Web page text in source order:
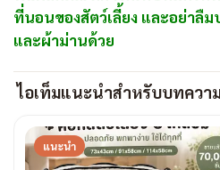
ที่นอนของสัตว์เลี้ยง และอย่าลืม
และผ้าม่านด้วย
ไอเท็มแนะนำสำหรับบทควา
แนะนำ